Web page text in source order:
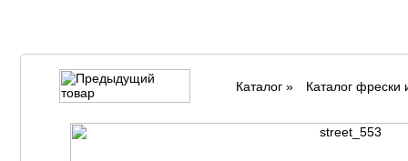
Каталог » Каталог фрески